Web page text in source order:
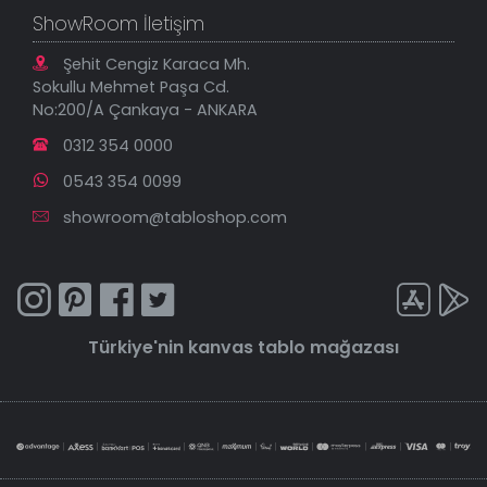
ShowRoom İletişim
Şehit Cengiz Karaca Mh.
Sokullu Mehmet Paşa Cd.
No:200/A Çankaya - ANKARA
0312 354 0000
0543 354 0099
showroom@tabloshop.com
Türkiye'nin kanvas tablo mağazası